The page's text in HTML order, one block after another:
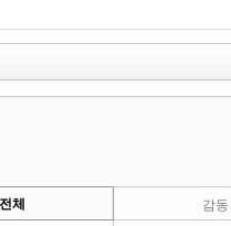
전체
감동